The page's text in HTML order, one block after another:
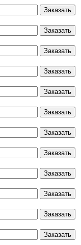
Заказать
Заказать
Заказать
Заказать
Заказать
Заказать
Заказать
Заказать
Заказать
Заказать
Заказать
Заказать